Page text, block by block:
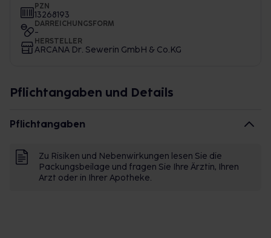
PZN
13268193
DARREICHUNGSFORM
-
HERSTELLER
ARCANA Dr. Sewerin GmbH & Co.KG
Pflichtangaben und Details
Pflichtangaben
Zu Risiken und Nebenwirkungen lesen Sie die
Packungsbeilage und fragen Sie Ihre Ärztin, Ihren
Arzt oder in Ihrer Apotheke.